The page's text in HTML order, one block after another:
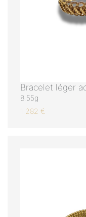
Bracelet léger
8.55g
1 282 €